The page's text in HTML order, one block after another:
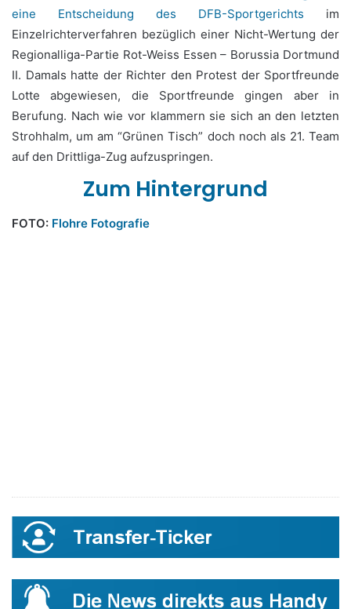
eine Entscheidung des DFB-Sportgerichts im
Einzelrichterverfahren bezüglich einer Nicht-Wertung der
Regionalliga-Partie Rot-Weiss Essen – Borussia Dortmund
II. Damals hatte der Richter den Protest der Sportfreunde
Lotte abgewiesen, die Sportfreunde gingen aber in
Berufung. Nach wie vor klammern sie sich an den letzten
Strohhalm, um am “Grünen Tisch” doch noch als 21. Team
auf den Drittliga-Zug aufzuspringen.
Zum Hintergrund
FOTO: Flohre Fotografie